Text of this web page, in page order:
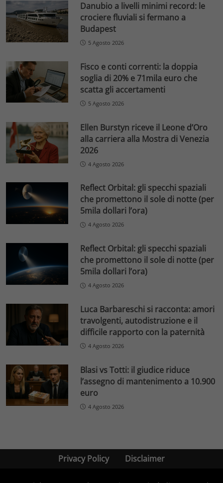
Danubio a livelli minimi record: le
crociere fluviali si fermano a
Budapest
5 Agosto 2026
Fisco e conti correnti: la doppia
soglia di 20% e 71mila euro che
scatta gli accertamenti
5 Agosto 2026
Ellen Burstyn riceve il Leone d’Oro
alla carriera alla Mostra di Venezia
2026
4 Agosto 2026
Reflect Orbital: gli specchi spaziali
che promettono il sole di notte (per
5mila dollari l’ora)
4 Agosto 2026
Reflect Orbital: gli specchi spaziali
che promettono il sole di notte (per
5mila dollari l’ora)
4 Agosto 2026
Luca Barbareschi si racconta: amori
travolgenti, autodistruzione e il
difficile rapporto con la paternità
4 Agosto 2026
Blasi vs Totti: il giudice riduce
l’assegno di mantenimento a 10.900
euro
4 Agosto 2026
Privacy Policy Disclaimer